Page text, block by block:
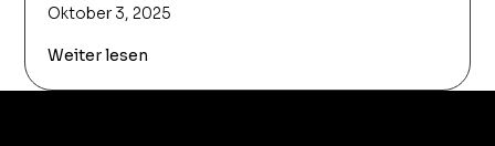
Oktober 3, 2025
Weiter lesen